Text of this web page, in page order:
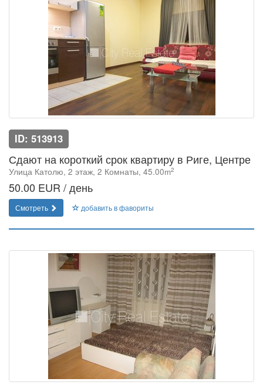
ID: 513913
Сдают на короткий срок квартиру в Риге, Центре
Улица Католю, 2 этаж, 2 Комнаты, 45.00m2
50.00 EUR / день
Смотреть добавить в фавориты